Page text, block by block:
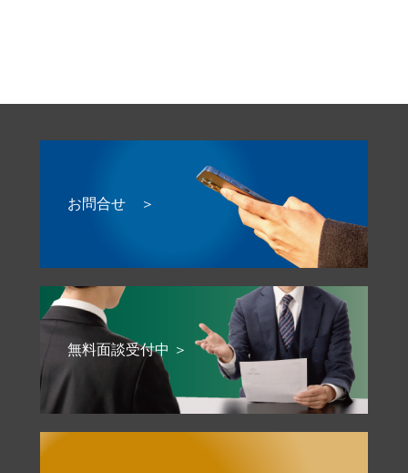
お問合せ ＞
無料面談受付中 ＞